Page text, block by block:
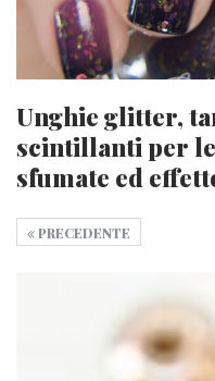
Unghie glitter,
scintillanti per
sfumate ed
PRECEDENTE